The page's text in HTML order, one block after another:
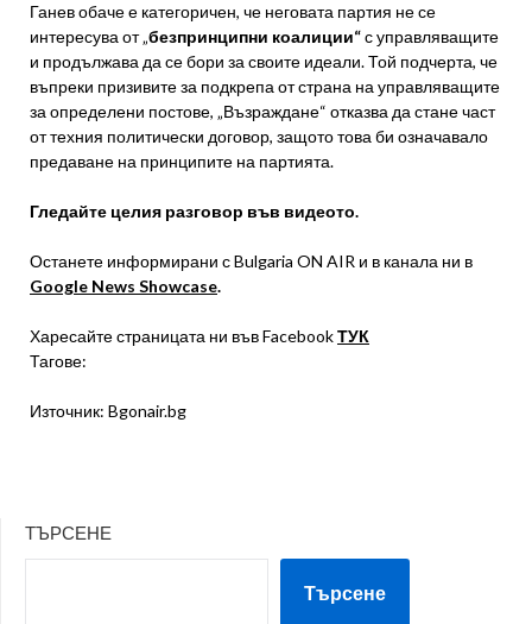
Ганев обаче е категоричен, че неговата партия не се
интересува от „безпринципни коалиции“с управляващите
и продължава да се бори за своите идеали. Той подчерта, че
въпреки призивите за подкрепа от страна на управляващите
за определени постове, „Възраждане“ отказва да стане част
от техния политически договор, защото това би означавало
предаване на принципите на партията.
Гледайте целия разговор във видеото.
Останете информирани с Bulgaria ON AIR и в канала ни в
Google News Showcase.
Харесайте страницата ни във FacebookТУК
Тагове:
Източник: Bgonair.bg
ТЪРСЕНЕ
Търсене